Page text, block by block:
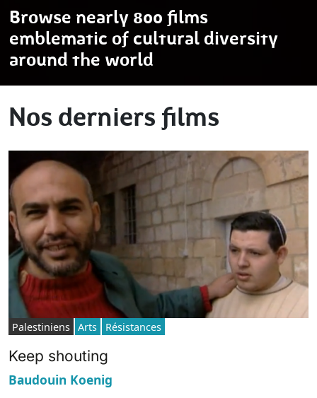
Browse nearly 800 films
emblematic of cultural diversity
around the world
Nos derniers films
Palestiniens Arts Résistances
Keep shouting
Baudouin Koenig